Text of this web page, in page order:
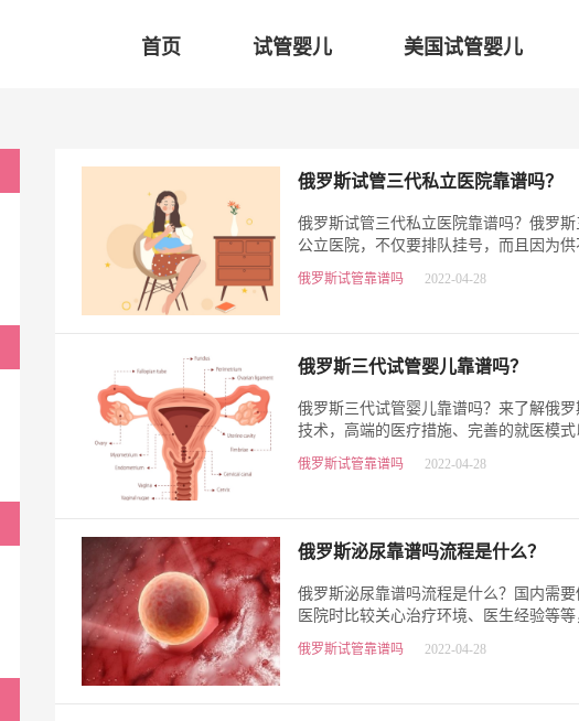
首页 试管婴儿 美国试管婴儿
俄罗斯试管三代私立医院靠谱吗？​
俄罗斯试管三代私立医院靠谱吗？俄罗
公立医院，不仅要排队挂号，而且因为
此有些试管家庭就选择了…
俄罗斯试管靠谱吗 2022-04-28
俄罗斯三代试管婴儿靠谱吗？​
俄罗斯三代试管婴儿靠谱吗？来了解俄
技术，高端的医疗措施、完善的就医模
所以使得试管成功率名列…
俄罗斯试管靠谱吗 2022-04-28
俄罗斯泌尿靠谱吗流程是什么？​
俄罗斯泌尿靠谱吗流程是什么？国内需
医院时比较关心治疗环境、医生经验等
去，排队时间太长的医院不…
俄罗斯试管靠谱吗 2022-04-28